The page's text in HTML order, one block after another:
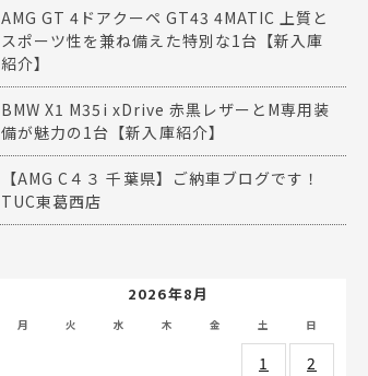
AMG GT 4ドアクーペ GT43 4MATIC 上質と
スポーツ性を兼ね備えた特別な1台【新入庫
紹介】
BMW X1 M35i xDrive 赤黒レザーとM専用装
備が魅力の1台【新入庫紹介】
【AMG C４３ 千葉県】ご納車ブログです！
TUC東葛西店
2026年8月
月 火 水 木 金 土 日
1
2